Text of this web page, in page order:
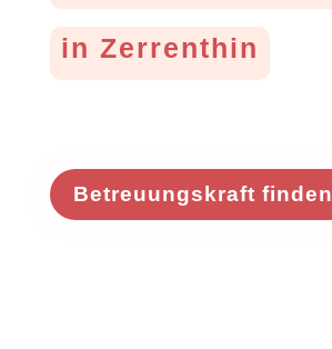
in Zerrenthin
Betreuungskraft finden